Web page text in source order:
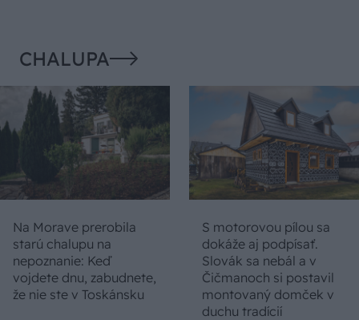
CHALUPA
Na Morave prerobila
starú chalupu na
nepoznanie: Keď
vojdete dnu, zabudnete,
že nie ste v Toskánsku
S motorovou pílou sa
dokáže aj podpísať.
Slovák sa nebál a v
Čičmanoch si postavil
montovaný domček v
duchu tradícií